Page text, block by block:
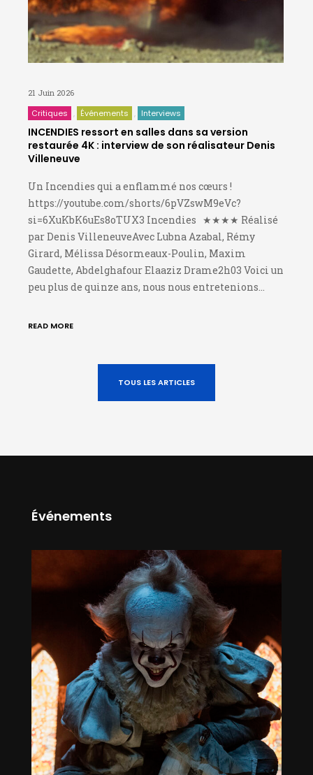
21 Juin 2026
Critiques Événements Interviews
INCENDIES ressort en salles dans sa version
restaurée 4K : interview de son réalisateur Denis
Villeneuve
Un Incendies qui a enflammé nos cœurs !
https://youtube.com/shorts/6pVZswM9eVc?
si=6XuKbK6uEs8oTUX3 Incendies ★★★★ Réalisé
par Denis VilleneuveAvec Lubna Azabal, Rémy
Girard, Mélissa Désormeaux-Poulin, Maxim
Gaudette, Abdelghafour Elaaziz Drame2h03 Voici un
peu plus de quinze ans, nous nous entretenions…
READ MORE
TOUS LES ARTICLES
Événements